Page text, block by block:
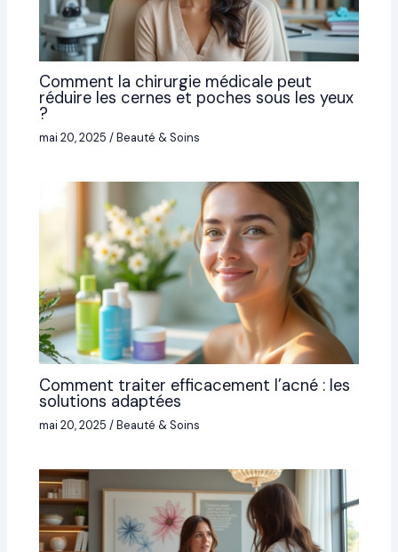
Comment la chirurgie médicale peut
réduire les cernes et poches sous les yeux
?
mai 20, 2025/Beauté & Soins
Comment traiter efficacement l’acné : les
solutions adaptées
mai 20, 2025/Beauté & Soins